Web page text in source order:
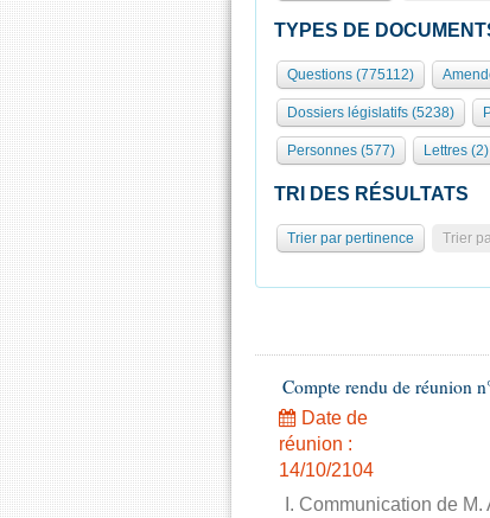
TYPES DE
Questions (775112)
Dossiers législatifs (5238)
Personnes (577) Lettres (2)
TRI DES RÉSULTATS
Trier par pertinence Trier
Compte rendu de réunion
Date de
réunion :
14/10/2104
I. Communication de